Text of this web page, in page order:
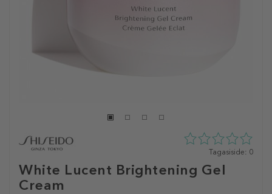
White Lucent Brightening Gel
Cream
0
5st
Tagasiside: 0